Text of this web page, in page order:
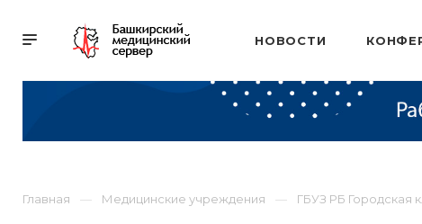
НОВОСТИ
Главная Медицинские учреждения ГБУЗ РБ Городская